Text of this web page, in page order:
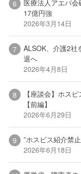
医療法人アエバ
17億円強
2026年3月14日
ALSOK、介護2社
退へ
2026年4月8日
【座談会】ホス
【前編】
2026年6月29日
”ホスピス紹介禁
2026年6月18日